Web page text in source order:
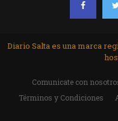
Diario Salta es una marca
Comunicate con
Términos y Condiciones